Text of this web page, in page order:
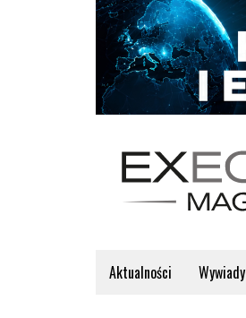
Aktualności Wywiady